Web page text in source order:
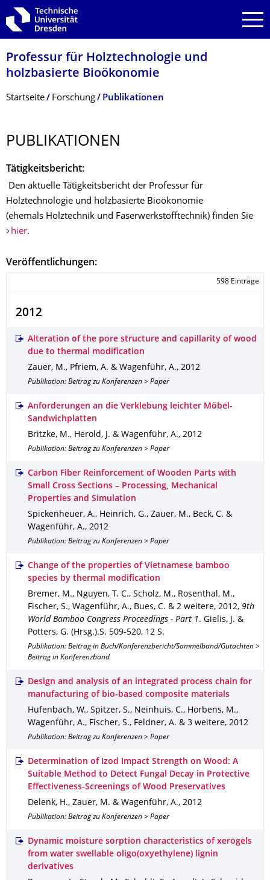
Zur Hauptnavigation springen
Zur Suche springen
Zum Inhalt springen
Professur für Holztechnologie und
holzbasierte Bioökonomie
Breadcrumb-Menü
Startseite Forschung Publikationen
PUBLIKATIONEN
Tätigkeitsbericht:
Den aktuelle Tätigkeitsbericht der Professur für
Holztechnologie und holzbasierte Bioökonomie
(ehemals Holztechnik und Faserwerkstofftechnik) finden Sie
hier.
Veröffentlichungen:
598 Einträge
2012
Alteration of the pore structure and capillarity of wood
due to thermal modification
Zauer, M., Pfriem, A. & Wagenführ, A., 2012
Publikation: Beitrag zu Konferenzen > Paper
Anforderungen an die Verklebung leichter Möbel-
Sandwichplatten
Britzke, M., Herold, J. & Wagenführ, A., 2012
Publikation: Beitrag zu Konferenzen > Paper
Carbon Fiber Reinforcement of Wooden Parts with
Small Cross Sections – Processing, Mechanical
Properties and Simulation
Spickenheuer, A., Heinrich, G., Zauer, M., Beck, C. &
Wagenführ, A., 2012
Publikation: Beitrag zu Konferenzen > Paper
Change of the properties of Vietnamese bamboo
species by thermal modification
Bremer, M., Nguyen, T. C., Scholz, M., Rosenthal, M.,
Fischer, S., Wagenführ, A., Bues, C. & 2 weitere, 2012, 9th
World Bamboo Congress Proceedings - Part 1 . Gielis, J. &
Potters, G. (Hrsg.).S. 509-520, 12 S.
Publikation: Beitrag in Buch/Konferenzbericht/Sammelband/Gutachten >
Beitrag in Konferenzband
Design and analysis of an integrated process chain for
manufacturing of bio-based composite materials
Hufenbach, W., Spitzer, S., Neinhuis, C., Horbens, M.,
Wagenführ, A., Fischer, S., Feldner, A. & 3 weitere, 2012
Publikation: Beitrag zu Konferenzen > Paper
Determination of Izod Impact Strength on Wood: A
Suitable Method to Detect Fungal Decay in Protective
Effectiveness-Screenings of Wood Preservatives
Delenk, H., Zauer, M. & Wagenführ, A., 2012
Publikation: Beitrag zu Konferenzen > Paper
Dynamic moisture sorption characteristics of xerogels
from water swellable oligo(oxyethylene) lignin
derivatives